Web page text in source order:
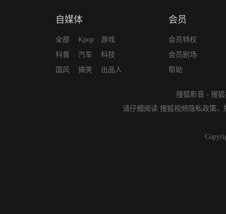
自媒体
全部
科普
国风
Kpop
汽车
搞笑
游戏
科技
出品人
会员
会员特权
会员剧场
帮助
搜狐影音 - 搜
请仔细阅读 搜狐视频隐私政策、